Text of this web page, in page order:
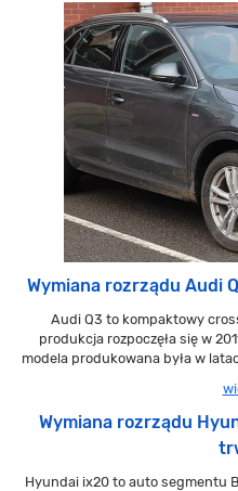
Wymiana rozrządu Audi
Audi Q3 to kompaktowy
produkcja rozpoczęła się w
modela produkowana była w
Wymiana rozrządu
Hyundai ix20 to auto segmentu